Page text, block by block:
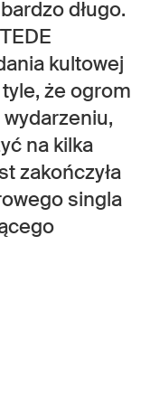
długo.
kultowej
że ogrom
na kilka
zakończyła
singla